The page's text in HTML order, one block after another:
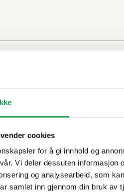
cookies
for å gi innhold og
Vi deler dessuten informasjon
og analysearbeid, som
samlet inn gjennom din bruk av